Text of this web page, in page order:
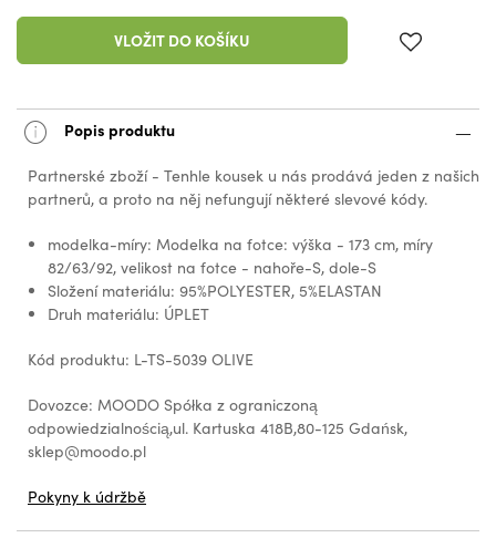
VLOŽIT DO KOŠÍKU
Popis produktu
Partnerské zboží - Tenhle kousek u nás prodává jeden z našich
partnerů, a proto na něj nefungují některé slevové kódy.
modelka-míry: Modelka na fotce: výška - 173 cm, míry
82/63/92, velikost na fotce - nahoře-S, dole-S
Složení materiálu: 95%POLYESTER, 5%ELASTAN
Druh materiálu: ÚPLET
Kód produktu: L-TS-5039 OLIVE
Dovozce: MOODO Spółka z ograniczoną
odpowiedzialnością,ul. Kartuska 418B,80-125 Gdańsk,
sklep@moodo.pl
Pokyny k údržbě